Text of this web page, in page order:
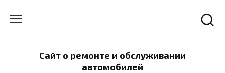
содержанию
Сайт о ремонте и обслуживании
автомобилей